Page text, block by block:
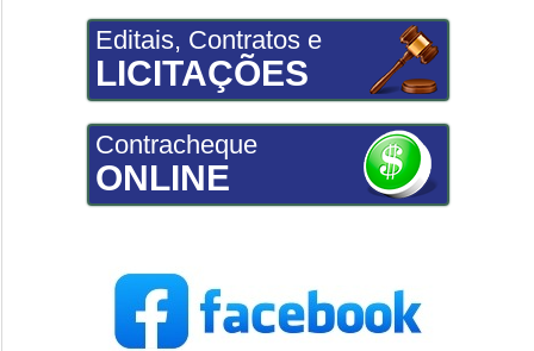
Editais, Contratos e
LICITAÇÕES
Contracheque
ONLINE